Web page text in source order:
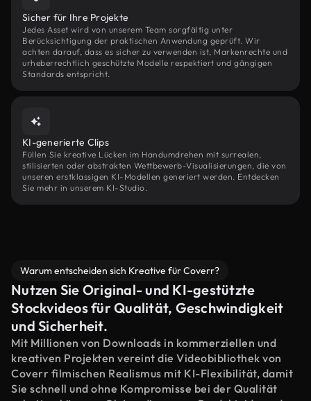
Sicher für Ihre Projekte
Jedes Asset wird von unserem Team sorgfältig unter
Berücksichtigung der praktischen Anwendung geprüft. Wir
achten darauf, dass es sicher zu verwenden ist, Markenrechte und
urheberrechtlich geschützte Modelle respektiert und gängigen
Standards entspricht.
KI-generierte Clips
Füllen Sie kreative Lücken im Handumdrehen mit surrealen,
stilisierten oder abstrakten Wettbewerb-Visualisierungen, die von
unseren erstklassigen KI-Modellen generiert werden. Entdecken
Sie mehr in unserem KI-Studio.
Warum entscheiden sich Kreative für Coverr?
Nutzen Sie Original- und KI-gestützte
Stockvideos für Qualität, Geschwindigkeit
und Sicherheit.
Mit Millionen von Downloads in kommerziellen und
kreativen Projekten vereint die Videobibliothek von
Coverr filmischen Realismus mit KI-Flexibilität, damit
Sie schnell und ohne Kompromisse bei der Qualität